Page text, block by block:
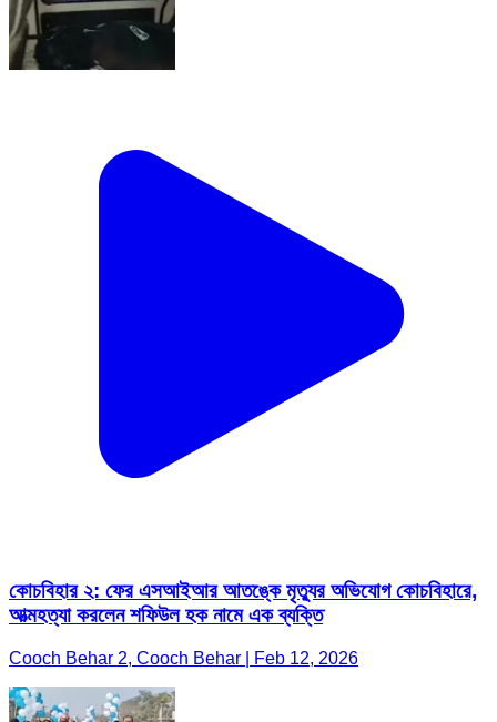
কোচবিহার ২: ফের এসআইআর আতঙ্কে মৃত্যুর অভিযোগ কোচবিহারে,
আত্মহত্যা করলেন শফিউল হক নামে এক ব্যক্তি
Cooch Behar 2, Cooch Behar | Feb 12, 2026